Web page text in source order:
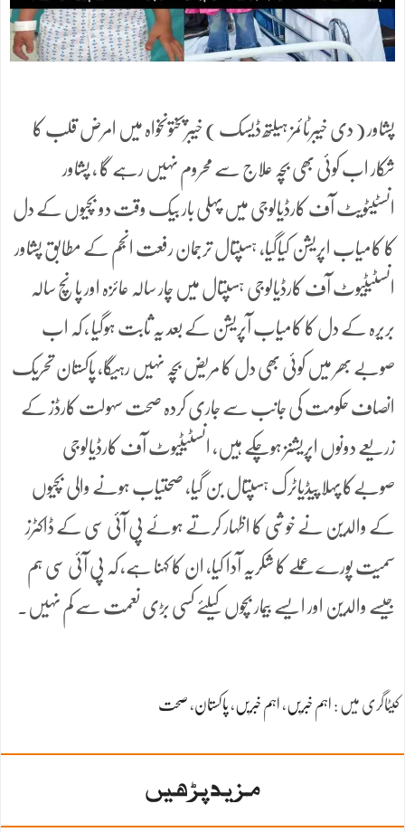
پشاور ( دی خیبرٹائمز ہیلتھ ڈیسک ) خیبرپختونخواہ میں امرض قلب کا
شکار اب کوئی بھی بچہ علاج سے محروم نہیں رہے گا ، پشاور
انسٹیٹویٹ آف کارڈیالوجی میں پہلی بار بیک وقت دو بچیوں کے دل
کا کامیاب اپریشن کیاگیا، ہسپتال ترجمان رفعت انجم کے مطابق پشاور
انسٹیٹیوٹ آف کارڈیالوجی ہسپتال میں چار سالہ عائزہ اور پانچ سالہ
بریرہ کے دل کا کامیاب آپریشن کے بعد یہ ثابت ہوگیا ، کہ اب
صوبے بھر میں کوئی بھی دل کا مریض بچہ نہیں رہیگا، پاکستان تحریک
انصاف حکومت کی جانب سے جاری کردہ صحت سہولت کارڈز کے
زریعے دونوں اپریشنز ہوچکے ہیں، انسٹیٹیوٹ آف کارڈیالوجی
صوبےکا پہلا پیڈیاٹرک ہسپتال بن گیا، صحتیاب ہونے والی بچیوں
کے والدین نے خوشی کا اظہار کرتے ہوئے پی آئی سی کے ڈاکٹرز
سمیت پورے عملے کا شکریہ آدا کیا، ان کا کہنا ہے، کہ پی آئی سی ہم
جیسے والدین اور ایسے بیمار بچوں کیلئے کسی بڑی نعمت سے کم نہیں۔
کیٹاگری میں : اہم خبریں ، اہم خبریں ، پاکستان، صحت
مزید پڑھیں